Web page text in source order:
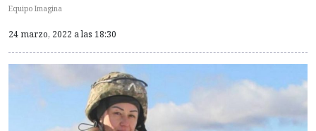
Equipo Imagina
24 marzo, 2022 a las 18:30